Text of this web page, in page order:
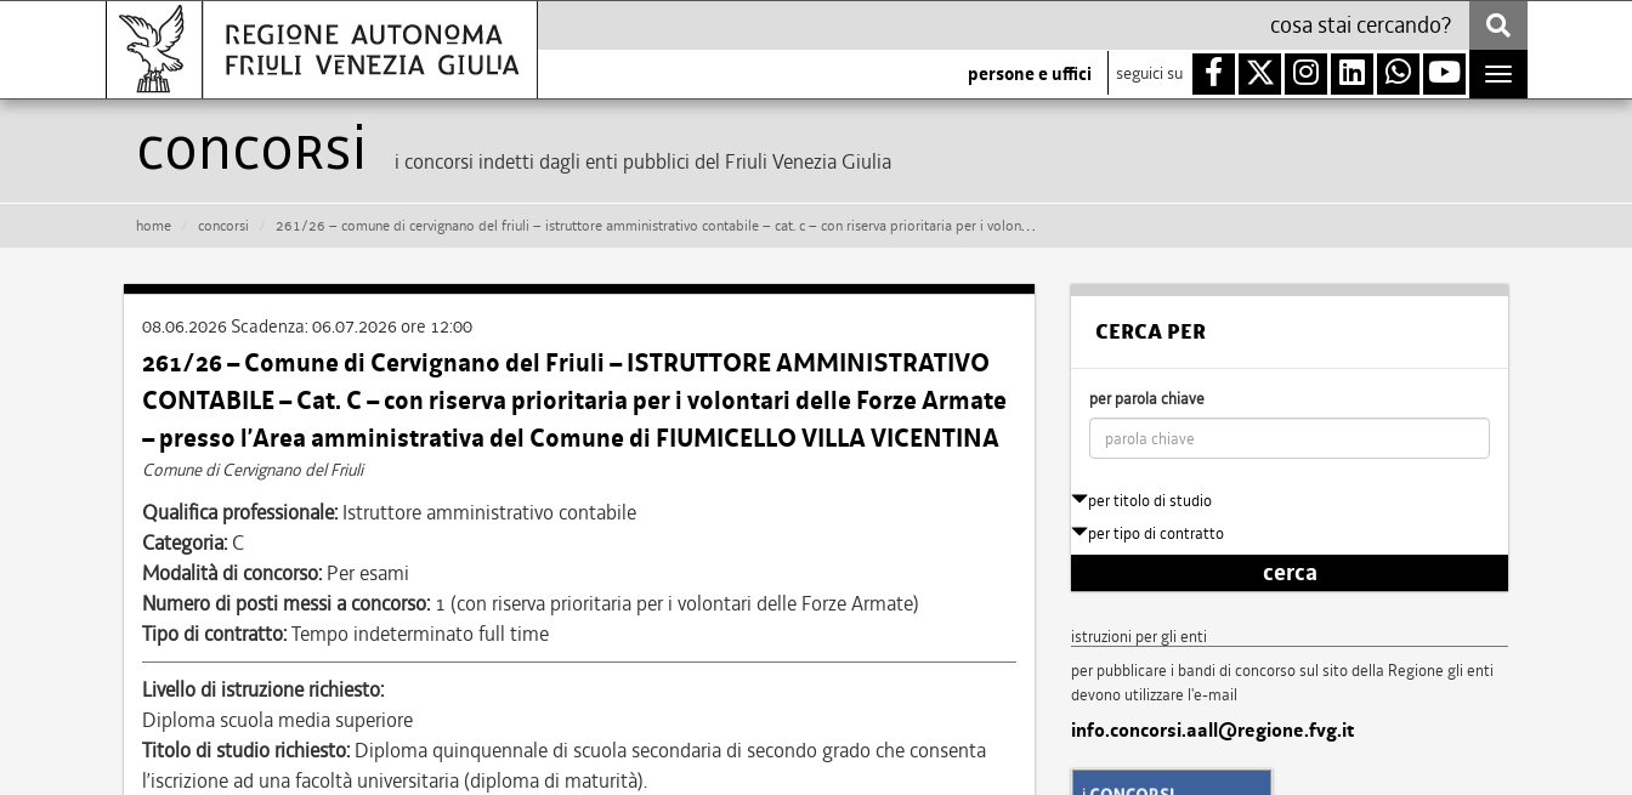
persone e uffici seguici su
Toggle
navigation
Concorsi i concorsi indetti dagli enti pubblici del Friuli Venezia Giulia
home concorsi 261/26 – comune di cervignano del friuli – istruttore amministrativo contabile – cat. c – con riserva prioritaria per i volontari delle forze armate – presso l’area amministrativa del comune di fiumicello villa vicentina
08.06.2026 Scadenza: 06.07.2026 ore 12:00
261/26 – Comune di Cervignano del Friuli – ISTRUTTORE AMMINISTRATIVO
CONTABILE – Cat. C – con riserva prioritaria per i volontari delle Forze Armate
– presso l’Area amministrativa del Comune di FIUMICELLO VILLA VICENTINA
Comune di Cervignano del Friuli
Qualifica professionale: Istruttore amministrativo contabile
Categoria: C
Modalità di concorso: Per esami
Numero di posti messi a concorso: 1 (con riserva prioritaria per i volontari delle Forze Armate)
Tipo di contratto:Tempo indeterminato full time
Livello di istruzione richiesto:
Diploma scuola media superiore
Titolo di studio richiesto: Diploma quinquennale di scuola secondaria di secondo grado che consenta
l’iscrizione ad una facoltà universitaria (diploma di maturità).
CERCA PER
per parola chiave
per titolo di studio
per tipo di contratto
cerca
istruzioni per gli enti
per pubblicare i bandi di concorso sul sito della Regione gli enti
devono utilizzare l'e-mail
info.concorsi.aall@regione.fvg.it